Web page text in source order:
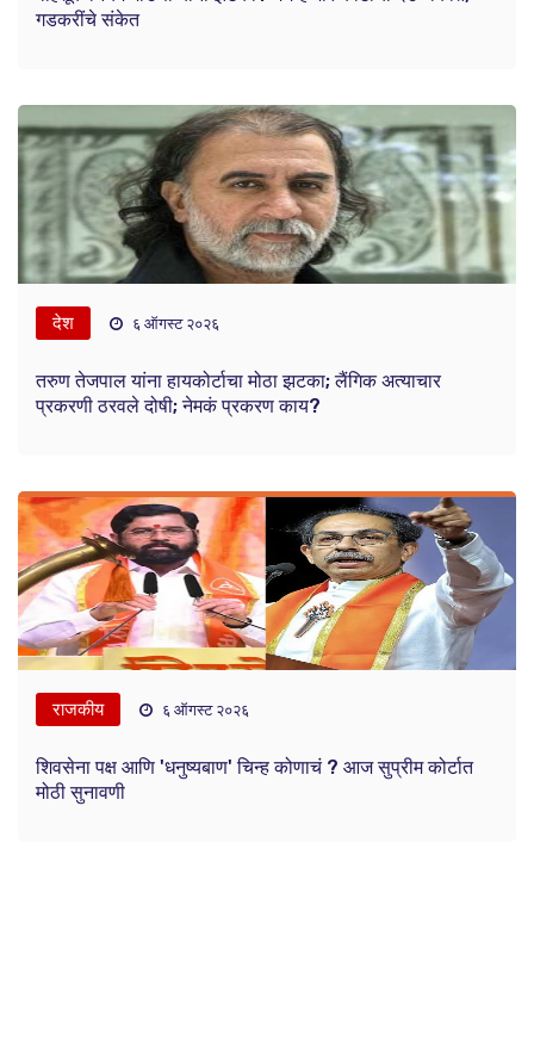
गडकरींचे संकेत
देश ६ ऑगस्ट २०२६
तरुण तेजपाल यांना हायकोर्टाचा मोठा झटका; लैंगिक अत्याचार
प्रकरणी ठरवले दोषी; नेमकं प्रकरण काय?
राजकीय ६ ऑगस्ट २०२६
शिवसेना पक्ष आणि 'धनुष्यबाण' चिन्ह कोणाचं ? आज सुप्रीम कोर्टात
मोठी सुनावणी